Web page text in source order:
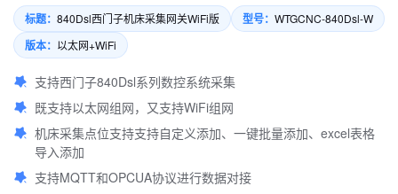
标题： 840Dsl西门子机床采集网关WiFi版 型号： WTGCNC-840Dsl-W
版本： 以太网+WiFi
支持西门子840Dsl系列数控系统采集
既支持以太网组网，又支持WiFi组网
机床采集点位支持支持自定义添加、一键批量添加、excel表格
导入添加
支持MQTT和OPCUA协议进行数据对接